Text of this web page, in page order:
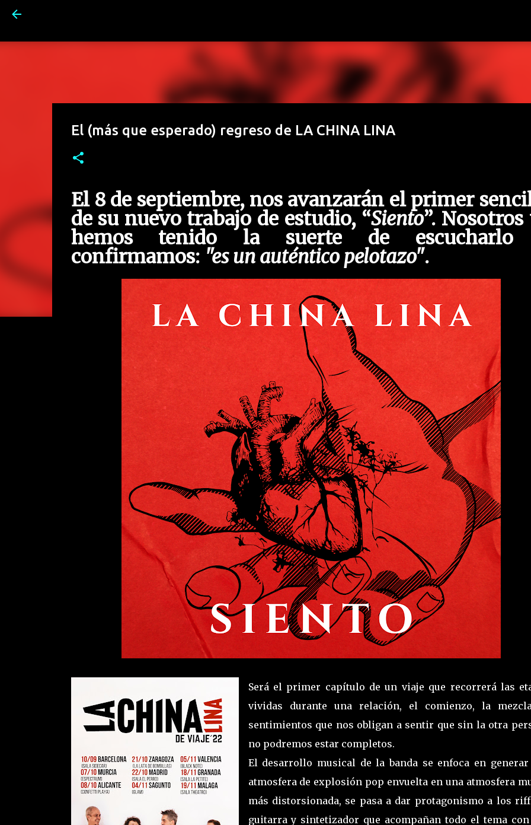
El (más que esperado) regreso de LA CHINA LINA
El 8 de septiembre, nos avanzarán el primer
de su nuevo trabajo de estudio, “Siento”. Nosotros
hemos tenido la suerte de
confirmamos: "es un auténtico pelotazo".
Será el primer capítulo de un viaje que recorrerá las
vividas durante una relación, el comienzo, la
sentimientos que nos obligan a sentir que sin la otra
no podremos estar completos.
El desarrollo musical de la banda se enfoca en generar
atmosfera de explosión pop envuelta en una atmosfera
más distorsionada, se pasa a dar protagonismo a los
guitarra y sintetizador que acompañan todo el tema